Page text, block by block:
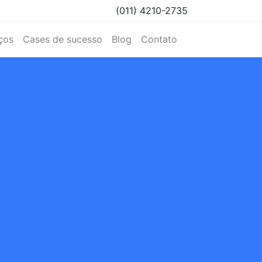
(011) 4210-2735
Cases de sucesso Blog Contato